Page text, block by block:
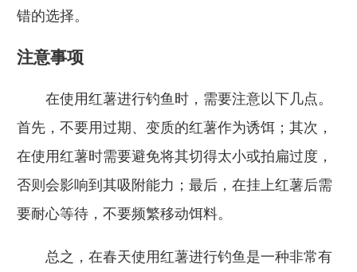
错的选择。
注意事项
在使用红薯进行钓鱼时，需要注意以下几点。
首先，不要用过期、变质的红薯作为诱饵；其次，
在使用红薯时需要避免将其切得太小或拍扁过度，
否则会影响到其吸附能力；最后，在挂上红薯后需
要耐心等待，不要频繁移动饵料。
总之，在春天使用红薯进行钓鱼是一种非常有